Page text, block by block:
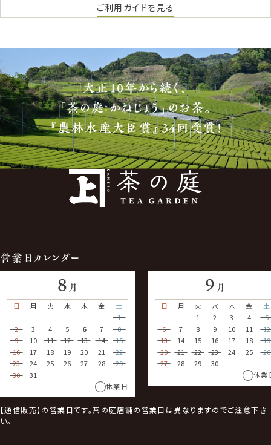
ご利用ガイドを見る
大正10年から続く、
「茶の庭：かねじょう」のお茶。
『農林水産大臣賞』34回受賞！
営業日カレンダー
8 月
日
月 火 水 木 金
土
1
2
3 4 5 6 7
8
9
10 11 12 13 14
15
16
17 18 19 20 21
22
23
24 25 26 27 28
29
30
31
休業日
9 月
日
月 火 水 木 金
土
1
2 3 4
5
6
7 8 9 10 11
12
13
14 15 16 17 18
19
20
21 22 23 24 25
26
27
28 29
30
休業
【通信販売】の営業日です。茶の庭店舗の営業日は異なりますのでご注意下さ
い。